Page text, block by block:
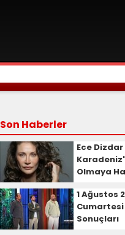
Son Haberler
Ece
Olmaya
1 Ağustos
Sonuçları